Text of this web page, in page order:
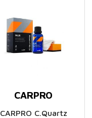
CARPRO
CARPRO C.Quartz